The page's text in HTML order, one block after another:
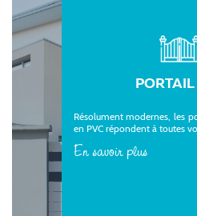
PORTAIL
Résolument modernes, les
en PVC répondent à toutes
En savoir plus